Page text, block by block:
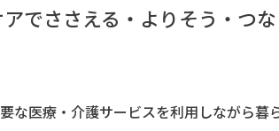
ささえる・よりそう・つ
な医療・介護サービスを利用しながら